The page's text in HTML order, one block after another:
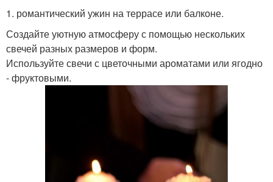
1. романтический ужин на террасе или балконе.
Создайте уютную атмосферу с помощью нескольких
свечей разных размеров и форм.
Используйте свечи с цветочными ароматами или ягодно
- фруктовыми.